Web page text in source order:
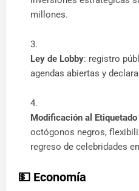
millones.
Ley de Lobby: registro
agendas abiertas y
Modificación al Etiquetado
octógonos negros,
regreso de celebridades
💵 Economía